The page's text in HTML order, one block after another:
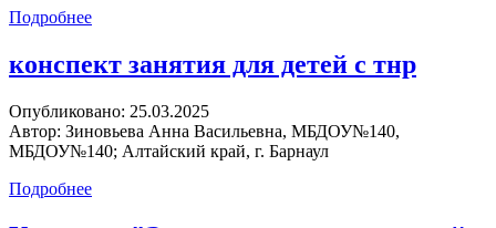
Подробнее
конспект занятия для детей с тнр
Опубликовано: 25.03.2025
Автор: Зиновьева Анна Васильевна, МБДОУ№140,
МБДОУ№140; Алтайский край, г. Барнаул
Подробнее